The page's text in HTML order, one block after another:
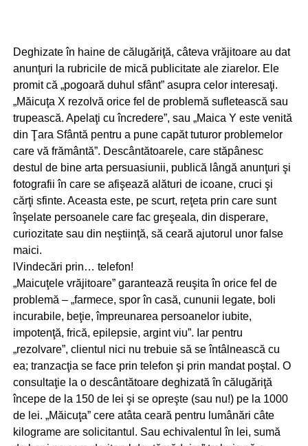
Deghizate în haine de călugăriţă, câteva vrăjitoare au dat
anunţuri la rubricile de mică publicitate ale ziarelor. Ele
promit că „pogoară duhul sfânt” asupra celor interesaţi.
„Măicuţa X rezolvă orice fel de problemă sufletească sau
trupească. Apelaţi cu încredere”, sau „Maica Y este venită
din Ţara Sfântă pentru a pune capăt tuturor problemelor
care vă frământă”. Descântătoarele, care stăpânesc
destul de bine arta persuasiunii, publică lângă anunţuri şi
fotografii în care se afişează alături de icoane, cruci şi
cărţi sfinte. Aceasta este, pe scurt, reţeta prin care sunt
înşelate persoanele care fac greşeala, din disperare,
curiozitate sau din neştiinţă, să ceară ajutorul unor false
maici.
lVindecări prin… telefon!
„Maicuţele vrăjitoare” garantează reuşita în orice fel de
problemă – „farmece, spor în casă, cununii legate, boli
incurabile, beţie, împreunarea persoanelor iubite,
impotenţă, frică, epilepsie, argint viu”. Iar pentru
„rezolvare”, clientul nici nu trebuie să se întâlnească cu
ea; tranzacţia se face prin telefon şi prin mandat poştal. O
consultaţie la o descântătoare deghizată în călugăriţă
începe de la 150 de lei şi se opreşte (sau nu!) pe la 1000
de lei. „Măicuţa” cere atâta ceară pentru lumânări câte
kilograme are solicitantul. Sau echivalentul în lei, sumă